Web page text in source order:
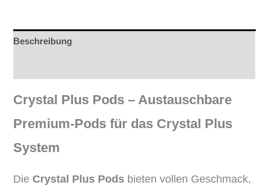
Beschreibung
Crystal Plus Pods – Austauschbare
Premium-Pods für das Crystal Plus
System
DieCrystal Plus Pods bieten vollen Geschmack,